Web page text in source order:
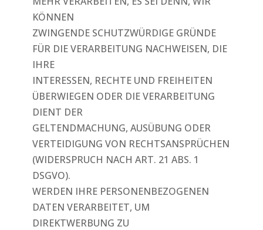
KÖNNEN
ZWINGENDE SCHUTZWÜRDIGE GRÜNDE
FÜR DIE VERARBEITUNG NACHWEISEN, DIE
IHRE
INTERESSEN, RECHTE UND FREIHEITEN
ÜBERWIEGEN ODER DIE VERARBEITUNG
DIENT DER
GELTENDMACHUNG, AUSÜBUNG ODER
VERTEIDIGUNG VON RECHTSANSPRÜCHEN
(WIDERSPRUCH NACH ART. 21 ABS. 1
DSGVO).
WERDEN IHRE PERSONENBEZOGENEN
DATEN VERARBEITET, UM
DIREKTWERBUNG ZU